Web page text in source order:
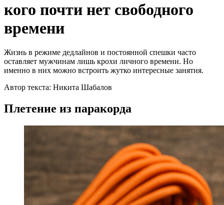
кого почти нет свободного
времени
Жизнь в режиме дедлайнов и постоянной спешки часто
оставляет мужчинам лишь крохи личного времени. Но
именно в них можно встроить жутко интересные занятия.
Автор текста: Никита Шабалов
Плетение из паракорда